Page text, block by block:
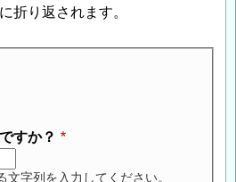
折り返されます。
すか？
文字列を入力してください。